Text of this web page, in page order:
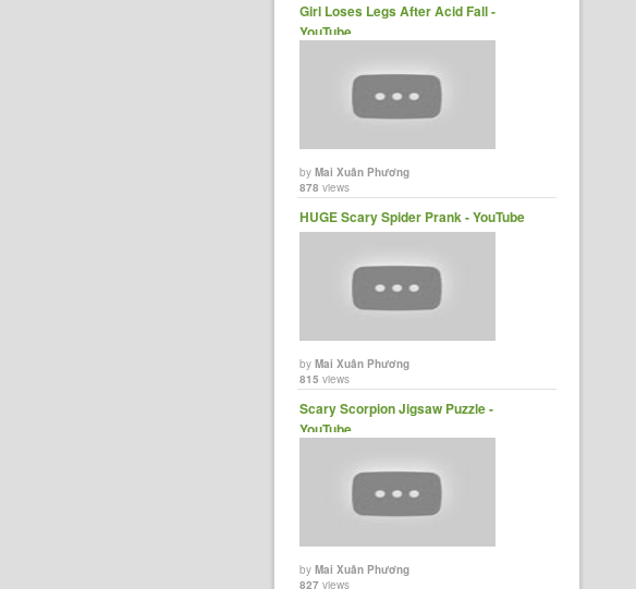
Girl Loses Legs After Acid Fall -
YouTube
byMai Xuân Phương
878 views
HUGE Scary Spider Prank - YouTube
byMai Xuân Phương
815 views
Scary Scorpion Jigsaw Puzzle -
YouTube
byMai Xuân Phương
827 views